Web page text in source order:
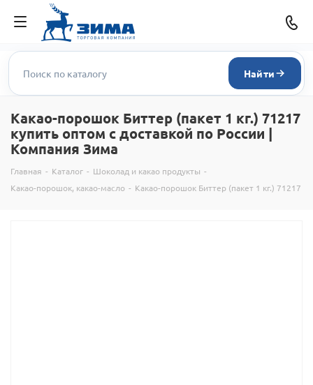
Найти
Какао-порошок Биттер (пакет 1 кг.) 71217
купить оптом с доставкой по России |
Компания Зима
Главная - Каталог - Шоколад и какао продукты -
Какао-порошок, какао-масло - Какао-порошок Биттер (пакет 1 кг.) 71217